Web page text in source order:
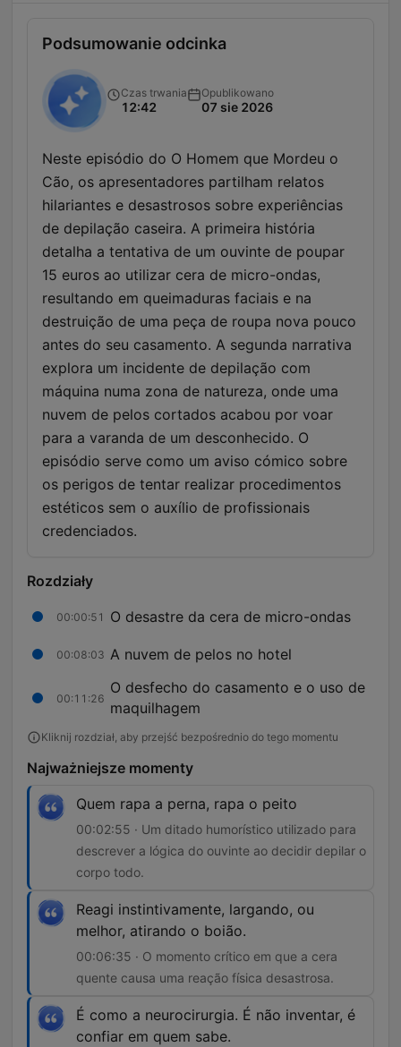
Podsumowanie odcinka
Czas trwania
12:42
Opublikowano
07 sie 2026
Neste episódio do O Homem que Mordeu o
Cão, os apresentadores partilham relatos
hilariantes e desastrosos sobre experiências
de depilação caseira. A primeira história
detalha a tentativa de um ouvinte de poupar
15 euros ao utilizar cera de micro-ondas,
resultando em queimaduras faciais e na
destruição de uma peça de roupa nova pouco
antes do seu casamento. A segunda narrativa
explora um incidente de depilação com
máquina numa zona de natureza, onde uma
nuvem de pelos cortados acabou por voar
para a varanda de um desconhecido. O
episódio serve como um aviso cómico sobre
os perigos de tentar realizar procedimentos
estéticos sem o auxílio de profissionais
credenciados.
Rozdziały
00:00:51 O desastre da cera de micro-ondas
00:08:03 A nuvem de pelos no hotel
00:11:26
O desfecho do casamento e o uso de
maquilhagem
Kliknij rozdział, aby przejść bezpośrednio do tego momentu
Najważniejsze momenty
Quem rapa a perna, rapa o peito
00:02:55 · Um ditado humorístico utilizado para
descrever a lógica do ouvinte ao decidir depilar o
corpo todo.
Reagi instintivamente, largando, ou
melhor, atirando o boião.
00:06:35 · O momento crítico em que a cera
quente causa uma reação física desastrosa.
É como a neurocirurgia. É não inventar, é
confiar em quem sabe.